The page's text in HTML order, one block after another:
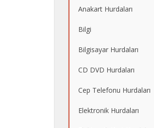
Anakart Hurdaları
Bilgi
Bilgisayar Hurdaları
CD DVD Hurdaları
Cep Telefonu Hurdaları
Elektronik Hurdaları